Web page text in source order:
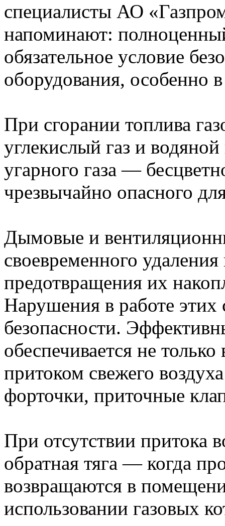
специалисты АО
напоминают:
обязательное условие
оборудования, особенно
При сгорании топлива
углекислый газ и
угарного газа —
чрезвычайно опасного
Дымовые и
своевременного
предотвращения их
Нарушения в работе
безопасности.
обеспечивается не
притоком свежего
форточки, приточные
При отсутствии притока
обратная тяга — когда
возвращаются в
использовании газовых